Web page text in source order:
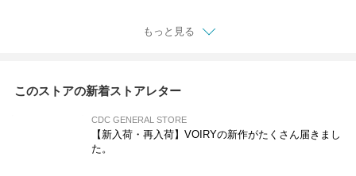
もっと見る
このストアの新着ストアレター
CDC GENERAL STORE
【新入荷・再入荷】VOIRYの新作がたくさん届きまし
た。